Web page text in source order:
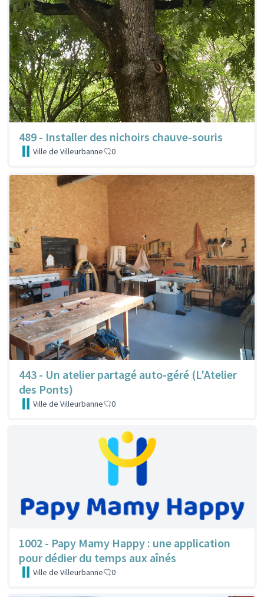
489 - Installer des nichoirs chauve-souris
Ville de Villeurbanne 0
443 - Un atelier partagé auto-géré (L'Atelier
des Ponts)
Ville de Villeurbanne 0
1002 - Papy Mamy Happy : une application
pour dédier du temps aux aînés
Ville de Villeurbanne 0